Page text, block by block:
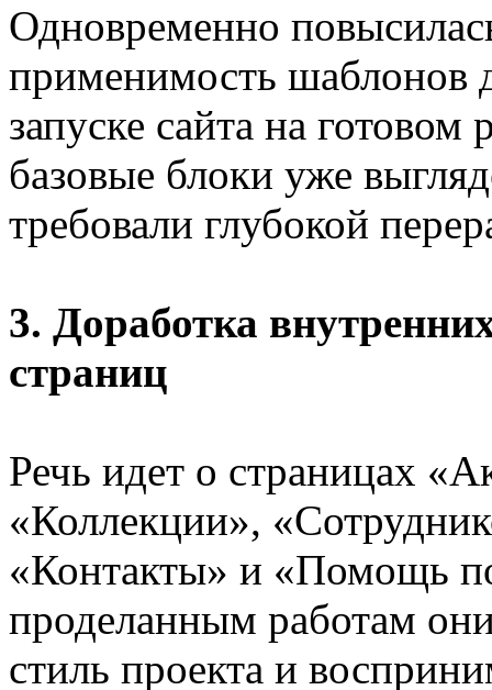
Одновременно
применимость шаблонов
запуске сайта на
базовые блоки уже
требовали глубокой
3. Доработка
страниц
Речь идет о страницах
«Коллекции»,
«Контакты» и «Помощь
проделанным работам
стиль проекта и